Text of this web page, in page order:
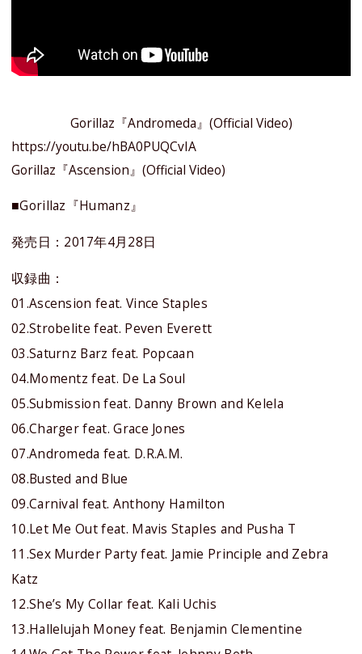
Gorillaz『Andromeda』(Official Video)
https://youtu.be/hBA0PUQCvIA
Gorillaz『Ascension』(Official Video)
■Gorillaz『Humanz』
発売日：2017年4月28日
収録曲：
01.Ascension feat. Vince Staples
02.Strobelite feat. Peven Everett
03.Saturnz Barz feat. Popcaan
04.Momentz feat. De La Soul
05.Submission feat. Danny Brown and Kelela
06.Charger feat. Grace Jones
07.Andromeda feat. D.R.A.M.
08.Busted and Blue
09.Carnival feat. Anthony Hamilton
10.Let Me Out feat. Mavis Staples and Pusha T
11.Sex Murder Party feat. Jamie Principle and Zebra
Katz
12.She’s My Collar feat. Kali Uchis
13.Hallelujah Money feat. Benjamin Clementine